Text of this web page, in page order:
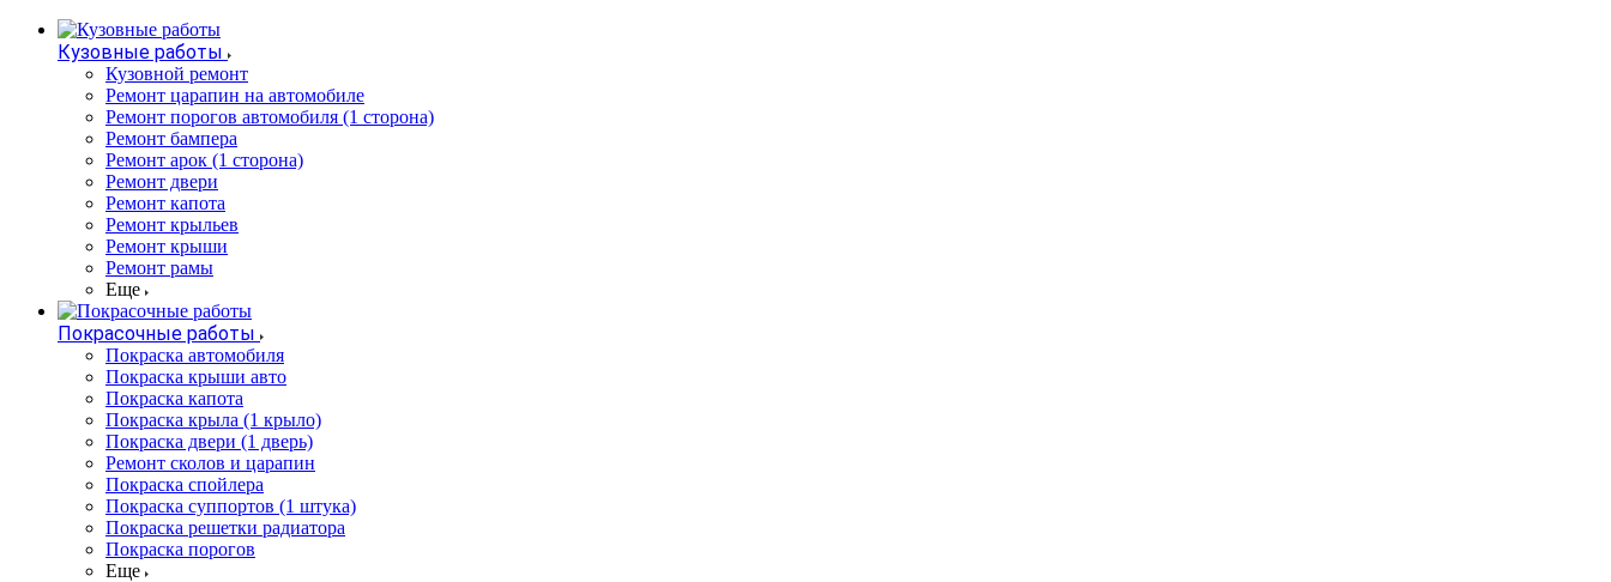
Кузовные работы
Кузовной ремонт
Ремонт царапин на автомобиле
Ремонт порогов автомобиля (1 сторона)
Ремонт бампера
Ремонт арок (1 сторона)
Ремонт двери
Ремонт капота
Ремонт крыльев
Ремонт крыши
Ремонт рамы
Еще
Покрасочные работы
Покраска автомобиля
Покраска крыши авто
Покраска капота
Покраска крыла (1 крыло)
Покраска двери (1 дверь)
Ремонт сколов и царапин
Покраска спойлера
Покраска суппортов (1 штука)
Покраска решетки радиатора
Покраска порогов
Еще